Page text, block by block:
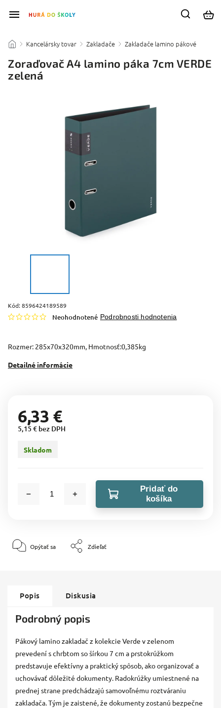
/ Kancelársky tovar / Zakladače / Zakladače lamino pákové
Zoraďovač A4 lamino páka 7cm VERDE
zelená
Kód:8596424189589
Neohodnotené Podrobnosti hodnotenia
Rozmer: 285x70x320mm, Hmotnosť:0,385kg
Detailné informácie
6,33 €
5,15 € bez DPH
Skladom
Pridať do
košíka
Opýtať sa Zdieľať
Popis Diskusia
Podrobný popis
Pákový lamino zakladač z kolekcie Verde v zelenom
prevedení s chrbtom so šírkou 7 cm a prstokrúžkom
predstavuje efektívny a praktický spôsob, ako organizovať a
uchovávať dôležité dokumenty. Radokrúžky umiestnené na
prednej strane predchádzajú samovoľnému roztváraniu
zakladača. Tým je zaistené, že dokumenty zostanú bezpečne